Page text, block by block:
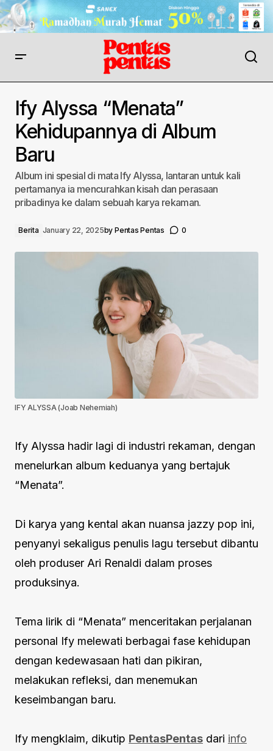
Ify Alyssa “Menata”
Kehidupannya di Album
Baru
Album ini spesial di mata Ify Alyssa, lantaran untuk kali
pertamanya ia mencurahkan kisah dan perasaan
pribadinya ke dalam sebuah karya rekaman.
Berita January 22, 2025by Pentas Pentas 0
IFY ALYSSA (Joab Nehemiah)
Ify Alyssa hadir lagi di industri rekaman, dengan
menelurkan album keduanya yang bertajuk
“Menata”.
Di karya yang kental akan nuansa jazzy pop ini,
penyanyi sekaligus penulis lagu tersebut dibantu
oleh produser Ari Renaldi dalam proses
produksinya.
Tema lirik di “Menata” menceritakan perjalanan
personal Ify melewati berbagai fase kehidupan
dengan kedewasaan hati dan pikiran,
melakukan refleksi, dan menemukan
keseimbangan baru.
Ify mengklaim, dikutip PentasPentas dari info